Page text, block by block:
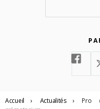
Accueil › Actualités › Pro ›